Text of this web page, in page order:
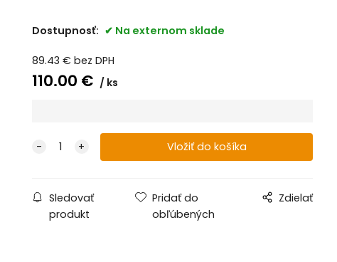
Dostupnosť: Na externom sklade
89.43 € bez DPH
110.00 € ks
Sledovať
produkt
Pridať do
obľúbených
Zdielať